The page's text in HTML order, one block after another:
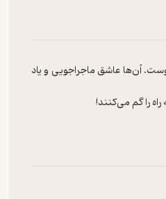
آن‌ها عاشق ماجراجویی و یاد